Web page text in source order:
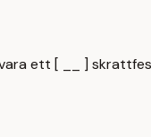
ett [ __ ]